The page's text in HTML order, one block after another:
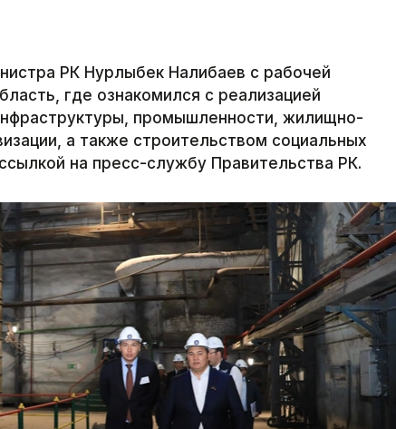
РК Нурлыбек Налибаев с рабочей
где ознакомился с реализацией
промышленности, жилищно-
а также строительством социальных
на пресс-службу Правительства РК.